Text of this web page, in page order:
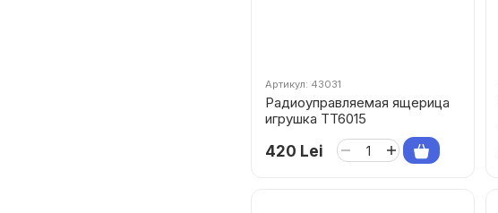
Артикул: 43031
Радиоуправляемая ящерица
игрушка TT6015
420 Lei